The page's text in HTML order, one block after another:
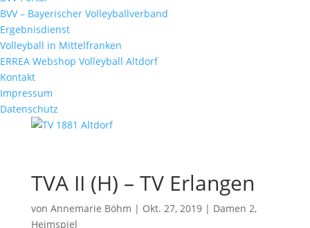
BVV – Bayerischer Volleyballverband
Ergebnisdienst
Volleyball in Mittelfranken
ERREA Webshop Volleyball Altdorf
Kontakt
Impressum
Datenschutz
TVA II (H) – TV Erlangen
von Annemarie Böhm | Okt. 27, 2019| Damen 2,
Heimspiel